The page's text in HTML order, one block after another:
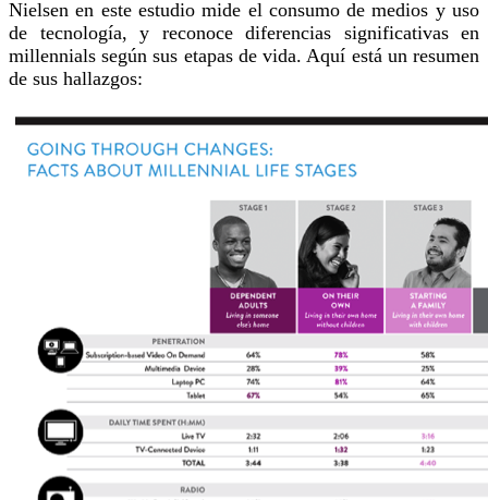
Nielsen en este estudio mide el consumo de medios y uso
de tecnología, y reconoce diferencias significativas en
millennials según sus etapas de vida. Aquí está un resumen
de sus hallazgos: